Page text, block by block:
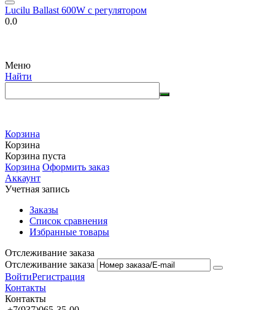
Lucilu Ballast 600W с регулятором
0.0
Меню
Найти
Корзина
Корзина
Корзина пуста
Корзина Оформить заказ
Аккаунт
Учетная запись
Заказы
Список сравнения
Избранные товары
Отслеживание заказа
Отслеживание заказа
ВойтиРегистрация
Контакты
Контакты